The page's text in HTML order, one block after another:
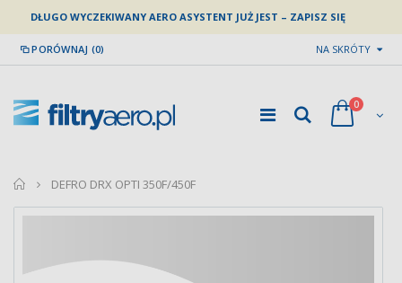
DŁUGO WYCZEKIWANY AERO ASYSTENT JUŻ JEST – ZAPISZ SIĘ
PORÓWNAJ (0) NA SKRÓTY
0
home
DEFRO DRX OPTI 350F/450F